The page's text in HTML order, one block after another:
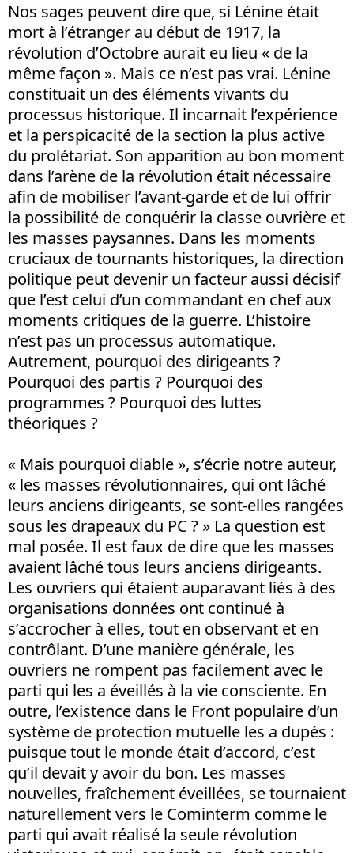
Nos sages peuvent dire que, si Lénine était
mort à l’étranger au début de 1917, la
révolution d’Octobre aurait eu lieu « de la
même façon ». Mais ce n’est pas vrai. Lénine
constituait un des éléments vivants du
processus historique. Il incarnait l’expérience
et la perspicacité de la section la plus active
du prolétariat. Son apparition au bon moment
dans l’arène de la révolution était nécessaire
afin de mobiliser l’avant-garde et de lui offrir
la possibilité de conquérir la classe ouvrière et
les masses paysannes. Dans les moments
cruciaux de tournants historiques, la direction
politique peut devenir un facteur aussi décisif
que l’est celui d’un commandant en chef aux
moments critiques de la guerre. L’histoire
n’est pas un processus automatique.
Autrement, pourquoi des dirigeants ?
Pourquoi des partis ? Pourquoi des
programmes ? Pourquoi des luttes
théoriques ?
« Mais pourquoi diable », s’écrie notre auteur,
« les masses révolutionnaires, qui ont lâché
leurs anciens dirigeants, se sont-elles rangées
sous les drapeaux du PC ? » La question est
mal posée. Il est faux de dire que les masses
avaient lâché tous leurs anciens dirigeants.
Les ouvriers qui étaient auparavant liés à des
organisations données ont continué à
s’accrocher à elles, tout en observant et en
contrôlant. D’une manière générale, les
ouvriers ne rompent pas facilement avec le
parti qui les a éveillés à la vie consciente. En
outre, l’existence dans le Front populaire d’un
système de protection mutuelle les a dupés :
puisque tout le monde était d’accord, c’est
qu’il devait y avoir du bon. Les masses
nouvelles, fraîchement éveillées, se tournaient
naturellement vers le Cominterm comme le
parti qui avait réalisé la seule révolution